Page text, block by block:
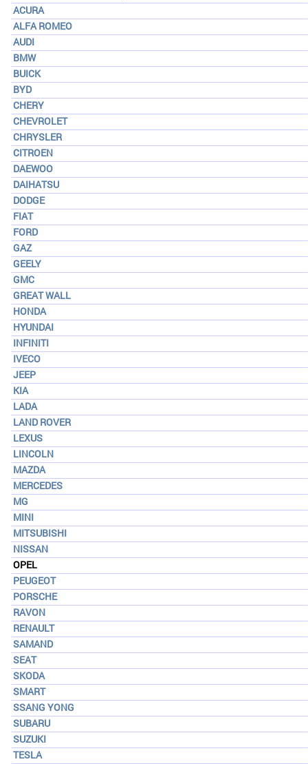
ACURA
ALFA ROMEO
AUDI
BMW
BUICK
BYD
CHERY
CHEVROLET
CHRYSLER
CITROEN
DAEWOO
DAIHATSU
DODGE
FIAT
FORD
GAZ
GEELY
GMC
GREAT WALL
HONDA
HYUNDAI
INFINITI
IVECO
JEEP
KIA
LADA
LAND ROVER
LEXUS
LINCOLN
MAZDA
MERCEDES
MG
MINI
MITSUBISHI
NISSAN
OPEL
PEUGEOT
PORSCHE
RAVON
RENAULT
SAMAND
SEAT
SKODA
SMART
SSANG YONG
SUBARU
SUZUKI
TESLA